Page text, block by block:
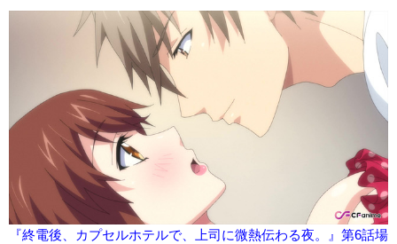
『終電後、カプセルホテルで、上司に微熱伝わる夜。』第6話場